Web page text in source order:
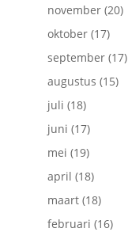
november(20)
oktober(17)
september(17)
augustus (15)
juli (18)
juni (17)
mei (19)
april (18)
maart(18)
februari (16)